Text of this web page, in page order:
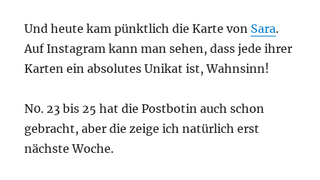
Und heute kam pünktlich die Karte von Sara.
Auf Instagram kann man sehen, dass jede ihrer
Karten ein absolutes Unikat ist, Wahnsinn!
N0. 23 bis 25 hat die Postbotin auch schon
gebracht, aber die zeige ich natürlich erst
nächste Woche.